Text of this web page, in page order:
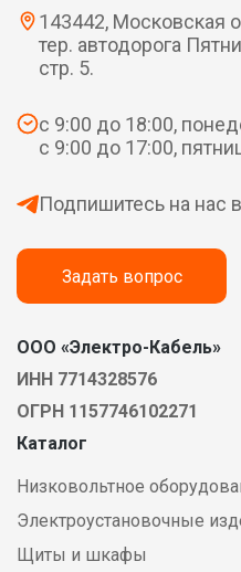
143442, Московская
тер. автодорога
стр. 5.
с 9:00 до 18:00,
с 9:00 до 17:00,
Подпишитесь на нас
Задать вопрос
ООО «Электро-Кабель»
ИНН 7714328576
ОГРН 1157746102271
Каталог
Низковольтное
Электроустановочные
Щиты и шкафы